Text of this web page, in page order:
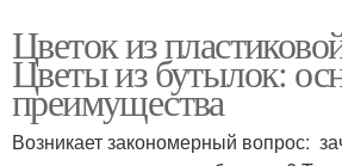
Цветок из
Цветы из бутылок:
преимущества
Возникает закономерный вопрос: